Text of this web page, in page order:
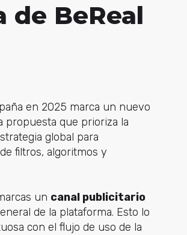
BeReal
en 2025 marca un nuevo
propuesta que prioriza la
global para
filtros, algoritmos y
un canal publicitario
de la plataforma. Esto lo
con el flujo de uso de la